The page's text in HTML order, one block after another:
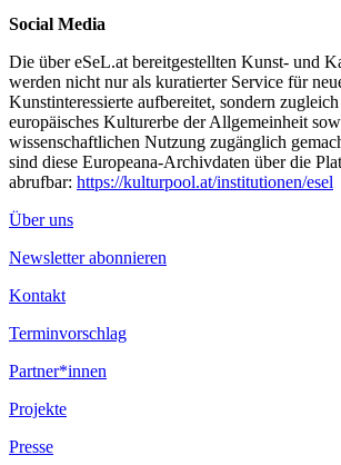
Social Media
Die über eSeL.at bereitgestellten Kunst- und
werden nicht nur als kuratierter Service für
Kunstinteressierte aufbereitet, sondern
europäisches Kulturerbe der Allgemeinheit
wissenschaftlichen Nutzung zugänglich
sind diese Europeana-Archivdaten über die
abrufbar: https://kulturpool.at/institutionen/esel
Über uns
Newsletter abonnieren
Kontakt
Terminvorschlag
Partner*innen
Projekte
Presse